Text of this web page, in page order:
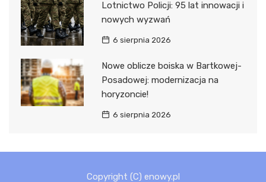
Lotnictwo Policji: 95 lat innowacji i
nowych wyzwań
6 sierpnia 2026
Nowe oblicze boiska w Bartkowej-
Posadowej: modernizacja na
horyzoncie!
6 sierpnia 2026
Copyright (C) enowy.pl